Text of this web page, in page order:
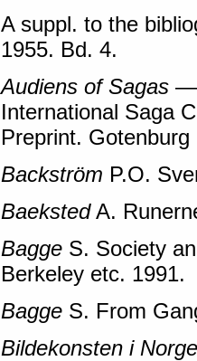
A suppl. to the
1955. Bd. 4.
Audiens of Sagas —
International Saga
Preprint. Gotenburg
Backström P.O.
BaekstedA.
Bagge S. Society
Berkeley etc. 1991.
Bagge S. From
Bildekonsten i Norge